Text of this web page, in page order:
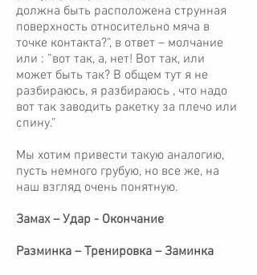
должна быть расположена струнная
поверхность относительно мяча в
точке контакта?", в ответ – молчание
или : ”вот так, а, нет! Вот так, или
может быть так? В общем тут я не
разбираюсь, я разбираюсь , что надо
вот так заводить ракетку за плечо или
спину.”
Мы хотим привести такую аналогию,
пусть немного грубую, но все же, на
наш взгляд очень понятную.
Замах – Удар - Окончание
Разминка – Тренировка – Заминка